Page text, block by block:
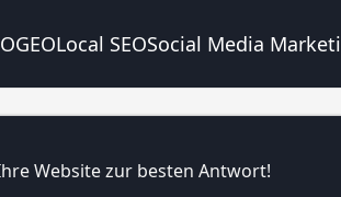
GEOLocal SEOSocial Media
Website zur besten Antwort!